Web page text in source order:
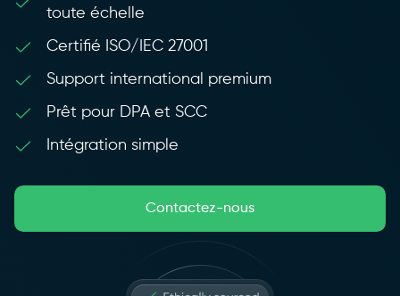
toute échelle
Certifié ISO/IEC 27001
Support international premium
Prêt pour DPA et SCC
Intégration simple
Contactez-nous